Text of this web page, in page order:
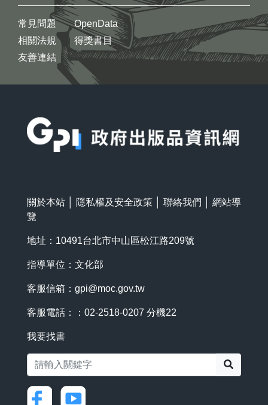
常見問題
相關法規
友善連結
OpenData
得獎書目
關於本站 隱私權及安全政策 聯絡我們
網站導
覽
地址：10491台北市中山區松江路209號
指導單位：文化部
客服信箱： gpi@moc.gov.tw
客服電話：：02-2518-0207 分機22
我要找書